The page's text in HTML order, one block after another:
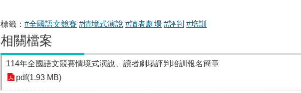
標籤： #全國語文競賽 #情境式演說 #讀者劇場 #評判 #培訓
相關檔案
114年全國語文競賽情境式演說、讀者劇場評判培訓報名簡章
pdf(1.93 MB)